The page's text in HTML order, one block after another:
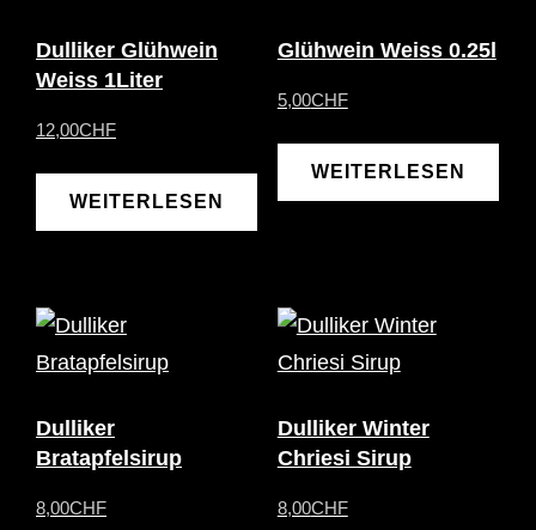
Dulliker Glühwein
Weiss 1Liter
12,00CHF
WEITERLESEN
Glühwein Weiss 0.25l
5,00CHF
WEITERLESEN
Dulliker
Bratapfelsirup
8,00CHF
Dulliker Winter
Chriesi Sirup
8,00CHF